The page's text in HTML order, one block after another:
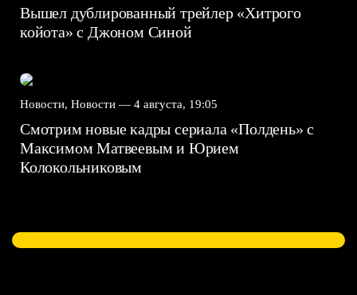
Вышел дублированный трейлер «Хитрого
койота» с Джоном Синой
Новости, Новости — 4 августа, 19:05
Смотрим новые кадры сериала «Полдень» с
Максимом Матвеевым и Юрием
Колокольниковым